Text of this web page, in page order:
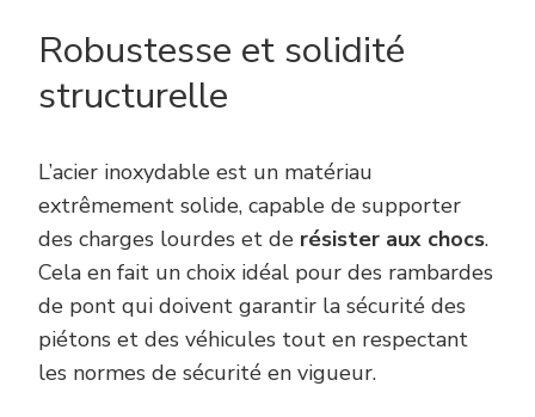
Robustesse et solidité
structurelle
L’acier inoxydable est un matériau
extrêmement solide, capable de supporter
des charges lourdes et de résister aux chocs.
Cela en fait un choix idéal pour des rambardes
de pont qui doivent garantir la sécurité des
piétons et des véhicules tout en respectant
les normes de sécurité en vigueur.